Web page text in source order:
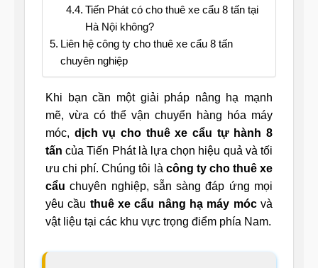
Tiến Phát có cho thuê xe cẩu 8 tấn tại
Hà Nội không?
Liên hệ công ty cho thuê xe cẩu 8 tấn
chuyên nghiệp
Khi bạn cần một giải pháp nâng hạ mạnh
mẽ, vừa có thể vận chuyển hàng hóa máy
móc, dịch vụ cho thuê xe cẩu tự hành 8
tấn của Tiến Phát là lựa chọn hiệu quả và tối
ưu chi phí. Chúng tôi là công ty cho thuê xe
cẩu chuyên nghiệp, sẵn sàng đáp ứng mọi
yêu cầu thuê xe cẩu nâng hạ máy mócvà
vật liệu tại các khu vực trọng điểm phía Nam.